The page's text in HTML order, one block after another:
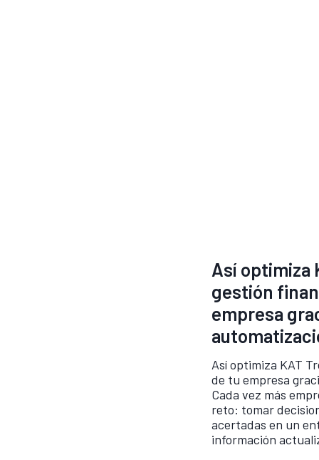
Así optimiza
gestión
empresa
Así optimiza KAT
de tu empresa
Cada vez más
reto: tomar
acertadas en un
información